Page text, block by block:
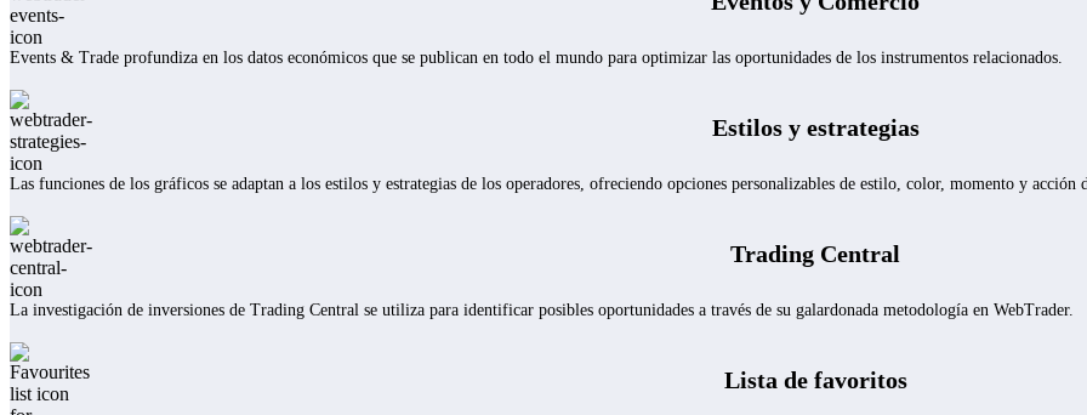
Events & Trade profundiza en los datos económicos que se publican en todo el mundo para optimizar las oportunidades de los instrumentos relacionados.
Estilos y estrategias
Las funciones de los gráficos se adaptan a los estilos y estrategias de los operadores, ofreciendo opciones personalizables de estilo, color, momento y
Trading Central
La investigación de inversiones de Trading Central se utiliza para identificar posibles oportunidades a través de su galardonada metodología en WebTrader.
Lista de favoritos